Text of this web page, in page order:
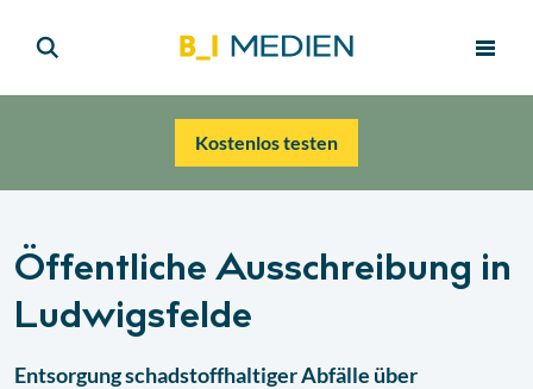
Kostenlos testen
Öffentliche Ausschreibung in
Ludwigsfelde
Entsorgung schadstoffhaltiger Abfälle über